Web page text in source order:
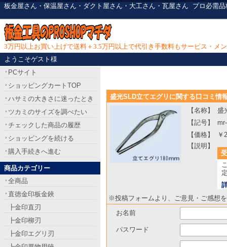
板金屋さん・保温屋さん・ダクト屋さん・大工さん・瓦屋さん プロ必需品
3万円以上お買い上げで送料＋3.5万円以上で代引き手数料もサービス・メ
ようこそゲスト様
盛光SLD立てエグリに関する口コミ情
【名称】
盛
【記号】
【価格】
￥
【説明】
※投稿フォームより、ご意見・ご感想
お名前
パスワード
PCサイト
ショッピングカートTOP
ハサミの大きさに迷ったとき
ツカミのサイズを調べたい
チェックした商品の履歴
ショッピングを続ける
購入手続きへ進む
商品カテゴリー
全商品
直徳金印板金鋏
┣金印直刃
┣金印柳刃
┣金印エグリ刃